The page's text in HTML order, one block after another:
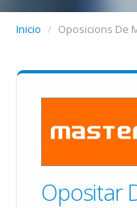
Inicio / Oposicions De
Opositar